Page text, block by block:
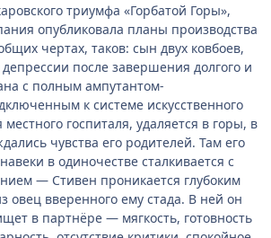
триумфа «Горбатой Горы»,
опубликовала планы производства
чертах, таков: сын двух ковбоев,
после завершения долгого и
с полным ампутантом-
к системе искусственного
госпиталя, удаляется в горы, в
чувства его родителей. Там его
в одиночестве сталкивается с
— Стивен проникается глубоким
овец вверенного ему стада. В ней он
в партнёре — мягкость, готовность